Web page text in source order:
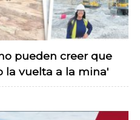
pueden creer que
la vuelta a la mina'